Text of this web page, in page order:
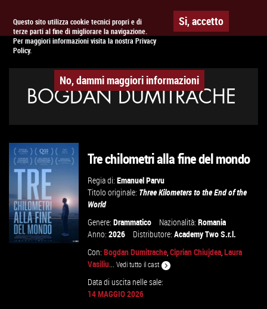
Questo sito utilizza cookie tecnici propri e di
terze parti al fine di migliorare la navigazione.
Per maggiori informazioni visita la nostra Privacy
Policy.
Si, accetto
No, dammi maggiori informazioni
APPUNTAMENTO AL CINEMA
BOGDAN DUMITRACHE
Tre chilometri alla fine del mondo
Regia di:Emanuel Parvu
Titolo originale: Three Kilometers to the End of the
World
Genere:Drammatico Nazionalità:Romania
Anno:2026 Distributore:Academy Two S.r.l.
Con:Bogdan Dumitrache,Ciprian Chiujdea,Laura
Vasiliu...Vedi tutto il cast
Data di uscita nelle sale:
14 MAGGIO 2026